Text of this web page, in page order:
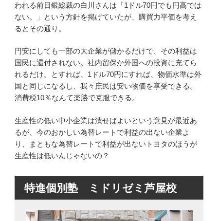
われる前日銀総裁の白川さんは「1ドル70円でも円高では
ない。」という方針を掲げていたが、購買力平価を考え
るとその通り。
円安にしても一部の大企業が儲かるだけで、その利益は
国民に還付されない。社内留保か外国への投資に充てら
れるだけ。とすれば、1ドル70円にすれば、物価水準は外
国と同じになるし、我々庶民は安い物価を享受できる。
消費税10％なんて楽勝で克服できる。
生産性の低い中小企業は潰せばよいという意見が最近あ
るが、今のおかしい為替レートで利益の出ない企業よ
り、まともな為替レートで利益が出ないトヨタのほうが
生産性は低いんじゃないの？
特進個別塾 ミドリゼミ芦屋校